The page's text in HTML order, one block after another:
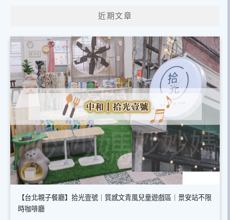
近期文章
【台北親子餐廳】拾光壹號｜質感文青風兒童遊戲區｜景安站不限
時咖啡廳